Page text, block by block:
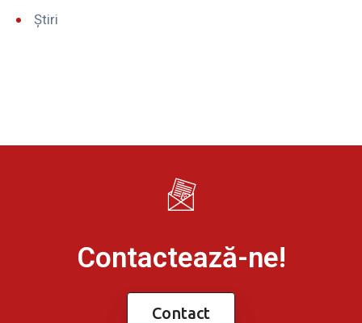
Știri
Contactează-ne!
Contact